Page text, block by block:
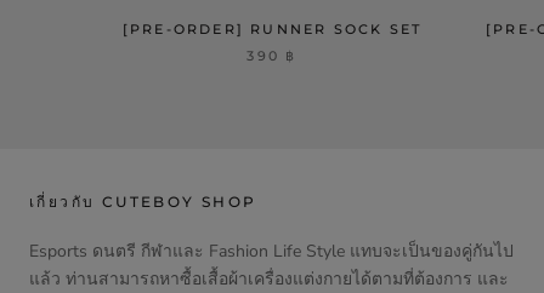
[PRE-ORDER] RUNNER SOCK SET
390 ฿
[PRE-
เกี่ยวกับ CUTEBOY SHOP
Esports ดนตรี กีฬาและ Fashion Life Style แทบจะเป็นของคู่กันไป
แล้ว ท่านสามารถหาซื้อเสื้อผ้าเครื่องแต่งกายได้ตามที่ต้องการ และ